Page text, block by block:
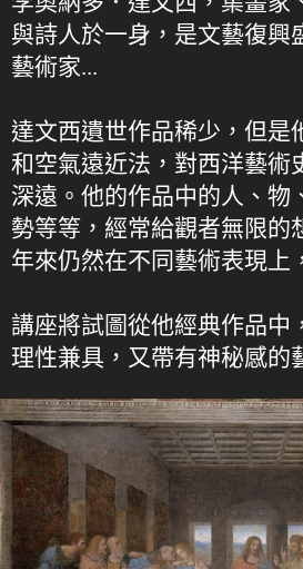
與詩人於一身，是文藝復興
藝術家...
達文西遺世作品稀少，但是
和空氣遠近法，對西洋藝術
深遠。他的作品中的人、物
勢等等，經常給觀者無限的
年來仍然在不同藝術表現上
講座將試圖從他經典作品中
理性兼具，又帶有神秘感的